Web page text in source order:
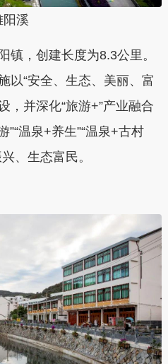
阳溪
镇，创建长度为8.3公里。
以“安全、生态、美丽、富
，并深化“旅游+”产业融合
”“温泉+养生”“温泉+古村
、生态富民。